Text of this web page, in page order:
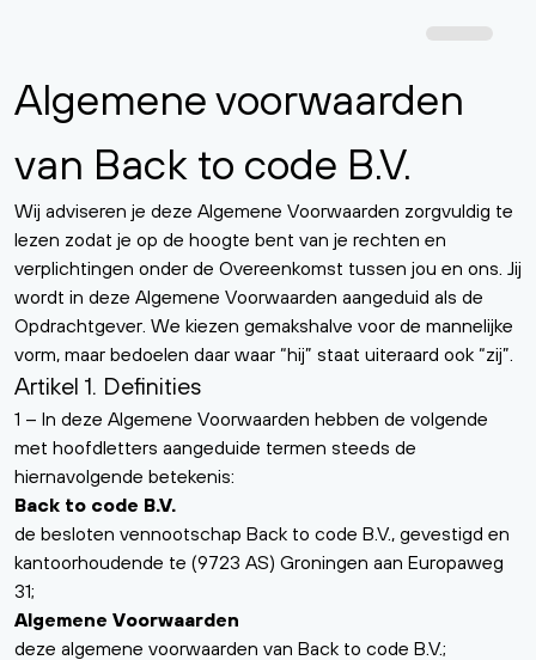
Algemene voorwaarden
van Back to code B.V.
Wij adviseren je deze Algemene Voorwaarden zorgvuldig te
lezen zodat je op de hoogte bent van je rechten en
verplichtingen onder de Overeenkomst tussen jou en ons. Jij
wordt in deze Algemene Voorwaarden aangeduid als de
Opdrachtgever. We kiezen gemakshalve voor de mannelijke
vorm, maar bedoelen daar waar “hij” staat uiteraard ook “zij”.
Artikel 1. Definities
1 – In deze Algemene Voorwaarden hebben de volgende
met hoofdletters aangeduide termen steeds de
hiernavolgende betekenis:
Back to code B.V.
de besloten vennootschap Back to code B.V., gevestigd en
kantoorhoudende te (9723 AS) Groningen aan Europaweg
31;
Algemene Voorwaarden
deze algemene voorwaarden van Back to code B.V.;